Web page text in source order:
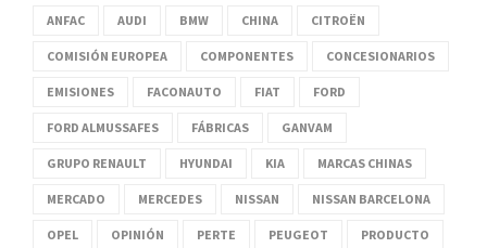
ANFAC AUDI BMW CHINA CITROËN
COMISIÓN EUROPEA COMPONENTES CONCESIONARIOS
EMISIONES FACONAUTO FIAT FORD
FORD ALMUSSAFES FÁBRICAS GANVAM
GRUPO RENAULT HYUNDAI KIA MARCAS CHINAS
MERCADO MERCEDES NISSAN NISSAN BARCELONA
OPEL OPINIÓN PERTE PEUGEOT PRODUCTO